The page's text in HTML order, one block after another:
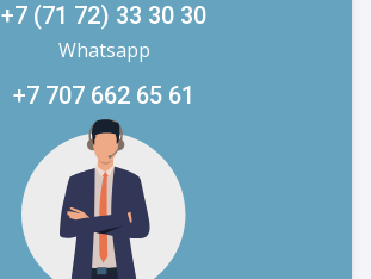
+7 (71 72) 33 30 30
Whatsapp
+7 707 662 65 61